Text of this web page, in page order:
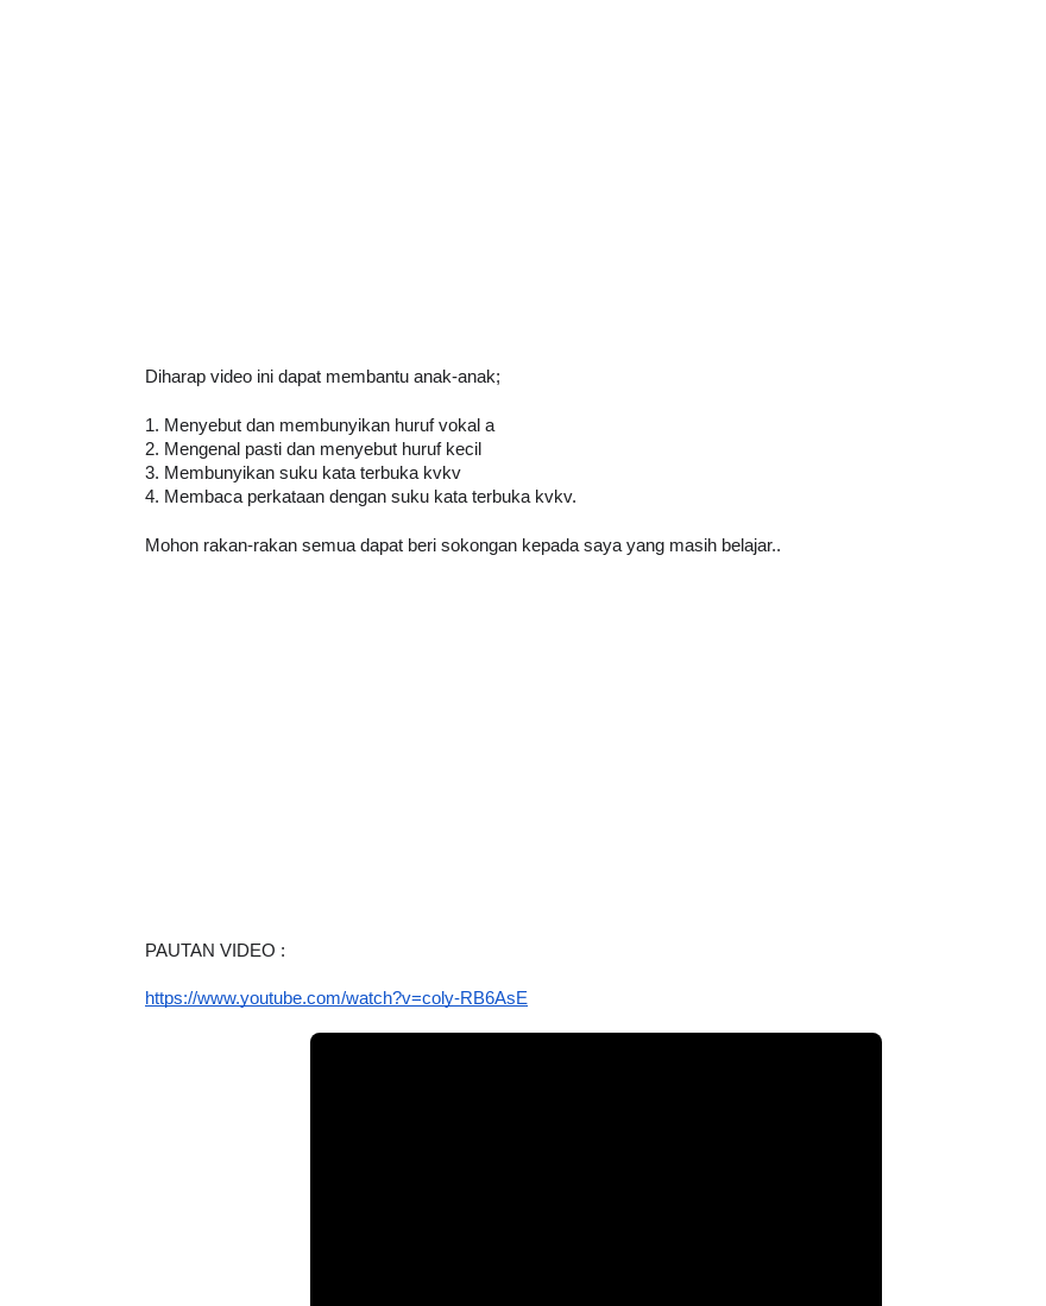
Diharap video ini dapat membantu anak-anak;
1. Menyebut dan membunyikan huruf vokal a
2. Mengenal pasti dan menyebut huruf kecil
3. Membunyikan suku kata terbuka kvkv
4. Membaca perkataan dengan suku kata terbuka kvkv.
Mohon rakan-rakan semua dapat beri sokongan kepada saya yang masih belajar..
PAUTAN VIDEO :
https://www.youtube.com/watch?v=coly-RB6AsE